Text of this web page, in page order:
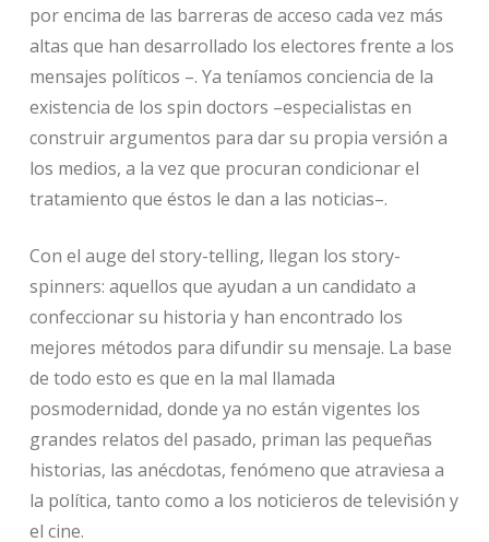
por encima de las barreras de acceso cada vez más
altas que han desarrollado los electores frente a los
mensajes políticos –. Ya teníamos conciencia de la
existencia de los spin doctors –especialistas en
construir argumentos para dar su propia versión a
los medios, a la vez que procuran condicionar el
tratamiento que éstos le dan a las noticias–.
Con el auge del story-telling, llegan los story-
spinners: aquellos que ayudan a un candidato a
confeccionar su historia y han encontrado los
mejores métodos para difundir su mensaje. La base
de todo esto es que en la mal llamada
posmodernidad, donde ya no están vigentes los
grandes relatos del pasado, priman las pequeñas
historias, las anécdotas, fenómeno que atraviesa a
la política, tanto como a los noticieros de televisión y
el cine.